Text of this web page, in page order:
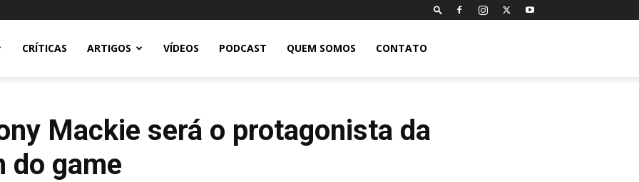
CRÍTICAS ARTIGOS VÍDEOS PODCAST QUEM SOMOS CONTATO
Mackie será o protagonista da
do game